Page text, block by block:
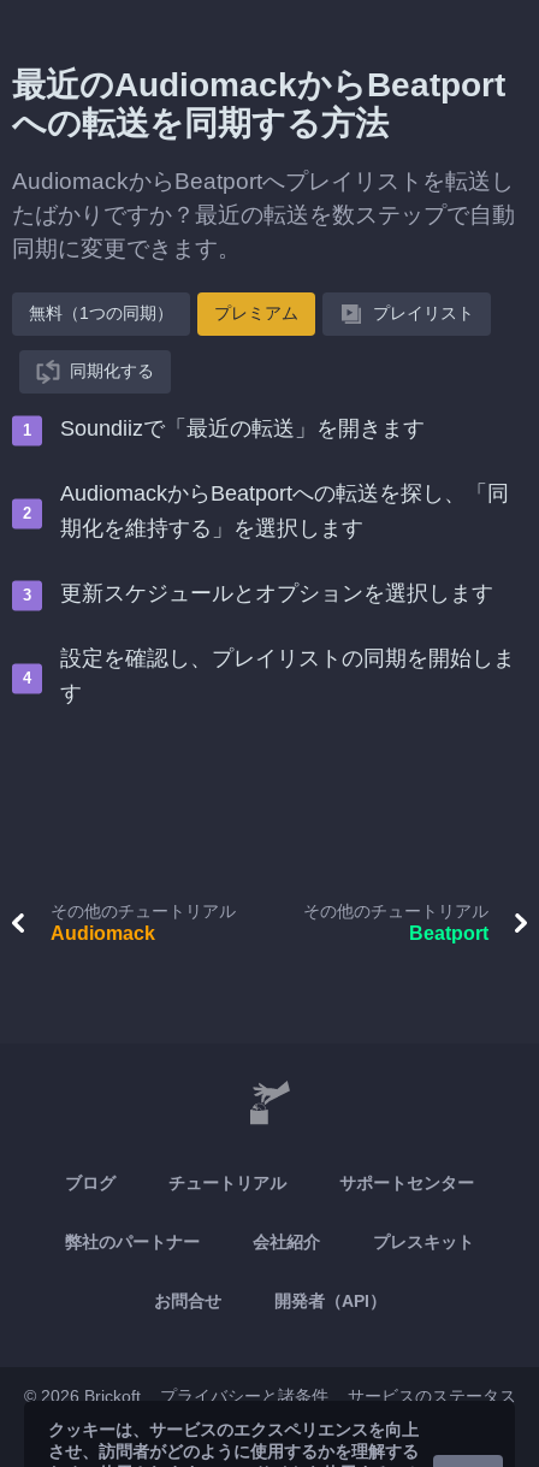
最近のAudiomackからBeatport
への転送を同期する方法
AudiomackからBeatportへプレイリストを転送し
たばかりですか？最近の転送を数ステップで自動
同期に変更できます。
無料（1つの同期） プレミアム プレイリスト
同期化する
Soundiizで「最近の転送」を開きます
AudiomackからBeatportへの転送を探し、「同
期化を維持する」を選択します
更新スケジュールとオプションを選択します
設定を確認し、プレイリストの同期を開始しま
す
その他のチュートリアル
Audiomack
その他のチュートリアル
Beatport
ブログ チュートリアル サポートセンター
弊社のパートナー 会社紹介 プレスキット
お問合せ 開発者（API）
© 2026 Brickoft プライバシーと諸条件 サービスのステータス
App Store Google Play
クッキーは、サービスのエクスペリエンスを向上
させ、訪問者がどのように使用するかを理解する